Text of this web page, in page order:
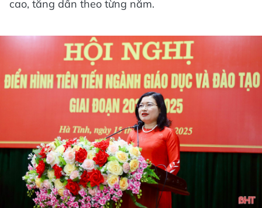
cao, tăng dần theo từng năm.